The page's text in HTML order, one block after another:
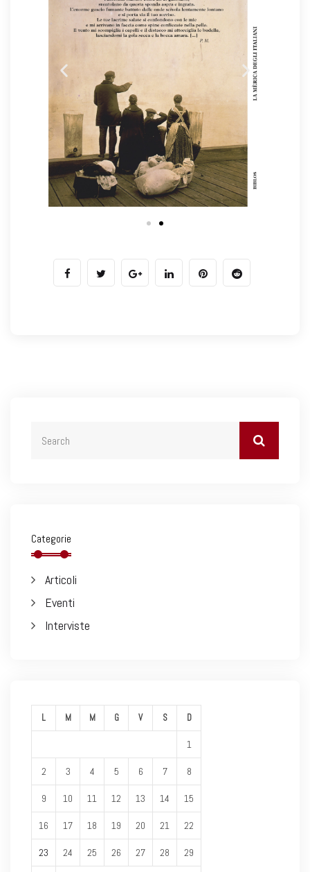
Categorie
Articoli
Eventi
Interviste
L M M G V S D
1
2 3 4 5 6 7 8
9 10 11 12 13 14 15
16 17 18 19 20 21 22
23 24 25 26 27 28 29